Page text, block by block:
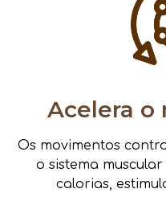
Acelera o
Os movimentos
o sistema
calorias,